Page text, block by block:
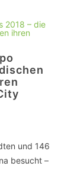
und 146
besucht –